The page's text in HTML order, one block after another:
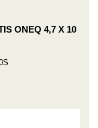
ONEQ 4,7 X 10